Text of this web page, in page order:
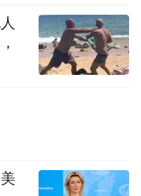
the videos,
uploaded and posted
is a social media
information storage